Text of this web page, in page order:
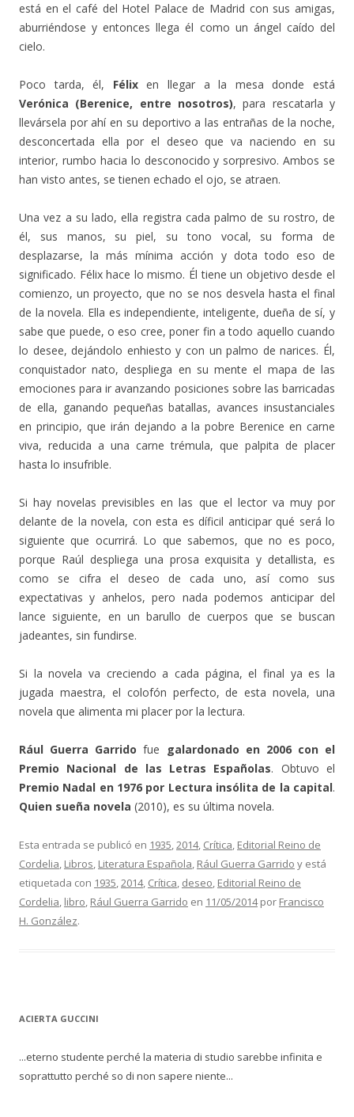
está en el café del Hotel Palace de Madrid con sus amigas,
aburriéndose y entonces llega él como un ángel caído del
cielo.
Poco tarda, él, Félixen llegar a la mesa donde está
Verónica (Berenice, entre nosotros), para rescatarla y
llevársela por ahí en su deportivo a las entrañas de la noche,
desconcertada ella por el deseo que va naciendo en su
interior, rumbo hacia lo desconocido y sorpresivo. Ambos se
han visto antes, se tienen echado el ojo, se atraen.
Una vez a su lado, ella registra cada palmo de su rostro, de
él, sus manos, su piel, su tono vocal, su forma de
desplazarse, la más mínima acción y dota todo eso de
significado. Félix hace lo mismo. Él tiene un objetivo desde el
comienzo, un proyecto, que no se nos desvela hasta el final
de la novela. Ella es independiente, inteligente, dueña de sí, y
sabe que puede, o eso cree, poner fin a todo aquello cuando
lo desee, dejándolo enhiesto y con un palmo de narices. Él,
conquistador nato, despliega en su mente el mapa de las
emociones para ir avanzando posiciones sobre las barricadas
de ella, ganando pequeñas batallas, avances insustanciales
en principio, que irán dejando a la pobre Berenice en carne
viva, reducida a una carne trémula, que palpita de placer
hasta lo insufrible.
Si hay novelas previsibles en las que el lector va muy por
delante de la novela, con esta es díficil anticipar qué será lo
siguiente que ocurrirá. Lo que sabemos, que no es poco,
porque Raúl despliega una prosa exquisita y detallista, es
como se cifra el deseo de cada uno, así como sus
expectativas y anhelos, pero nada podemos anticipar del
lance siguiente, en un barullo de cuerpos que se buscan
jadeantes, sin fundirse.
Si la novela va creciendo a cada página, el final ya es la
jugada maestra, el colofón perfecto, de esta novela, una
novela que alimenta mi placer por la lectura.
Rául Guerra Garrido fue
galardonado en 2006 con el
Premio Nacional de las Letras Españolas. Obtuvo el
Premio Nadal en 1976 por Lectura insólita de la capital.
Quien sueña novela (2010), es su última novela.
Esta entrada se publicó en 1935,2014, Crítica, Editorial Reino de
Cordelia, Libros, Literatura Española, Rául Guerra Garrido y está
etiquetada con 1935,2014, Crítica, deseo, Editorial Reino de
Cordelia, libro, Rául Guerra Garrido en 11/05/2014por Francisco
H. González.
ACIERTA GUCCINI
...eterno studente perché la materia di studio sarebbe infinita e
soprattutto perché so di non sapere niente...